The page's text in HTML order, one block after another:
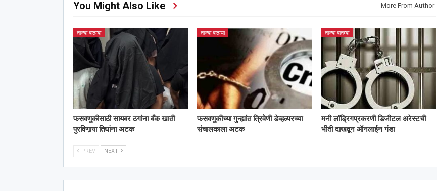
You Might Also Like More From Author
ताज्या बातम्या
फसवणुकीसाठी सायबर ठगांना बँक खाती
पुरविणार्‍या तिघांना अटक
ताज्या बातम्या
फसवणुकीच्या गुन्ह्यांत त्रिवेणी डेव्हल्परच्या
संचालकाला अटक
ताज्या बातम्या
मनी लॉड्रिगप्रकरणी डिजीटल अरेस्टची
भीती दाखवून ऑनलाईन गंडा
PREV NEXT